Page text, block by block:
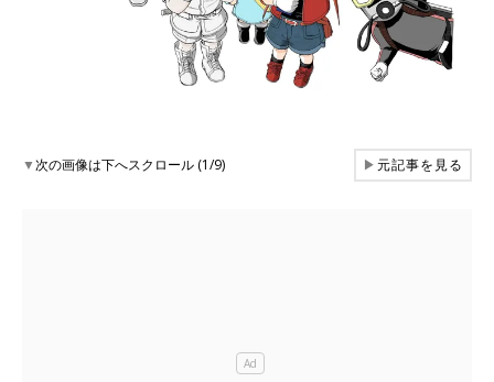
▼次の画像は下へスクロール (1/9) ▶元記事を見る